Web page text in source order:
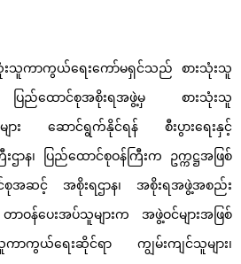
းသုံးသူကာကွယ်ရေးကော်မရှင်သည် စားသုံးသူ
ြည်ထောင်စုအစိုးရအဖွဲ့မှ စားသုံးသူ
ျား ဆောင်ရွက်နိုင်ရန် စီးပွားရေးနှင့်
ဌာန၊ ပြည်ထောင်စုဝန်ကြီးက ဥက္ကဋ္ဌအဖြစ်
စုအဆင့် အစိုးရဌာန၊ အစိုးရအဖွဲ့အစည်း
ာဝန်ပေးအပ်သူများက အဖွဲ့ဝင်များအဖြစ်
ာကွယ်ရေးဆိုင်ရာ ကျွမ်းကျင်သူများ၊